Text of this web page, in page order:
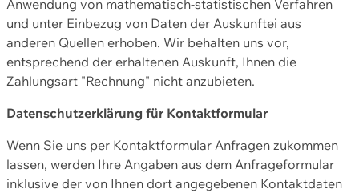
Anwendung von mathematisch-statistischen Verfahren
und unter Einbezug von Daten der Auskunftei aus
anderen Quellen erhoben. Wir behalten uns vor,
entsprechend der erhaltenen Auskunft, Ihnen die
Zahlungsart "Rechnung" nicht anzubieten.
Datenschutzerklärung für Kontaktformular
Wenn Sie uns per Kontaktformular Anfragen zukommen
lassen, werden Ihre Angaben aus dem Anfrageformular
inklusive der von Ihnen dort angegebenen Kontaktdaten